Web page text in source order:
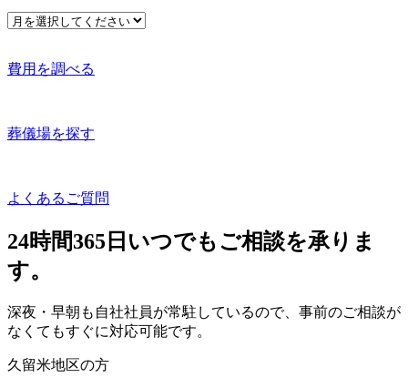
費用を調べる
葬儀場を探す
よくあるご質問
24時間365日いつでもご相談を承りま
す。
深夜・早朝も自社社員が常駐しているので、事前のご相談が
なくてもすぐに対応可能です。
久留米地区の方